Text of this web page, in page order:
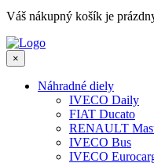
Váš nákupný košík je
×
Náhradné diely
IVECO Daily
FIAT Ducato
RENAULT
IVECO Bus
IVECO